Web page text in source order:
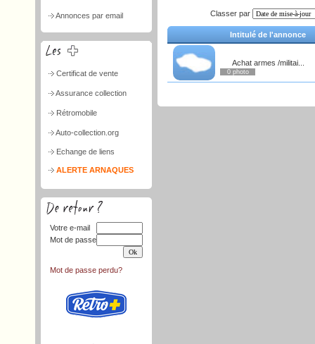
Annonces par email
Certificat de vente
Assurance collection
Rétromobile
Auto-collection.org
Echange de liens
ALERTE ARNAQUES
Votre e-mail
Mot de passe
Mot de passe perdu?
Classer par
Intitulé de l'annonce
Achat armes /militai...
0 photo